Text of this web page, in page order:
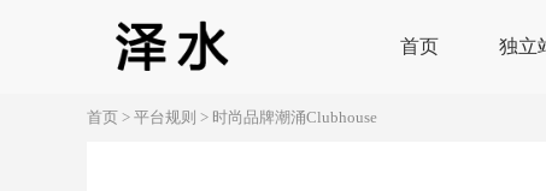
首页 独立
首页 > 平台规则 > 时尚品牌潮涌Clubhouse